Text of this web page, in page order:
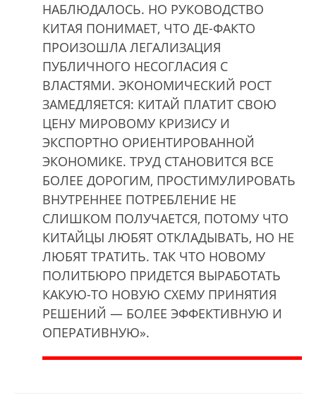
НАБЛЮДАЛОСЬ. НО РУКОВОДСТВО
КИТАЯ ПОНИМАЕТ, ЧТО ДЕ-ФАКТО
ПРОИЗОШЛА ЛЕГАЛИЗАЦИЯ
ПУБЛИЧНОГО НЕСОГЛАСИЯ С
ВЛАСТЯМИ. ЭКОНОМИЧЕСКИЙ РОСТ
ЗАМЕДЛЯЕТСЯ: КИТАЙ ПЛАТИТ СВОЮ
ЦЕНУ МИРОВОМУ КРИЗИСУ И
ЭКСПОРТНО ОРИЕНТИРОВАННОЙ
ЭКОНОМИКЕ. ТРУД СТАНОВИТСЯ ВСЕ
БОЛЕЕ ДОРОГИМ, ПРОСТИМУЛИРОВАТЬ
ВНУТРЕННЕЕ ПОТРЕБЛЕНИЕ НЕ
СЛИШКОМ ПОЛУЧАЕТСЯ, ПОТОМУ ЧТО
КИТАЙЦЫ ЛЮБЯТ ОТКЛАДЫВАТЬ, НО НЕ
ЛЮБЯТ ТРАТИТЬ. ТАК ЧТО НОВОМУ
ПОЛИТБЮРО ПРИДЕТСЯ ВЫРАБОТАТЬ
КАКУЮ-ТО НОВУЮ СХЕМУ ПРИНЯТИЯ
РЕШЕНИЙ — БОЛЕЕ ЭФФЕКТИВНУЮ И
ОПЕРАТИВНУЮ».